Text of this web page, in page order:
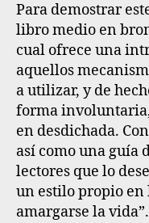
Para demostrar
libro medio en
cual ofrece una
aquellos
a utilizar, y de
forma
en desdichada.
así como una guía
lectores que lo
un estilo propio en
amargarse la vida”.